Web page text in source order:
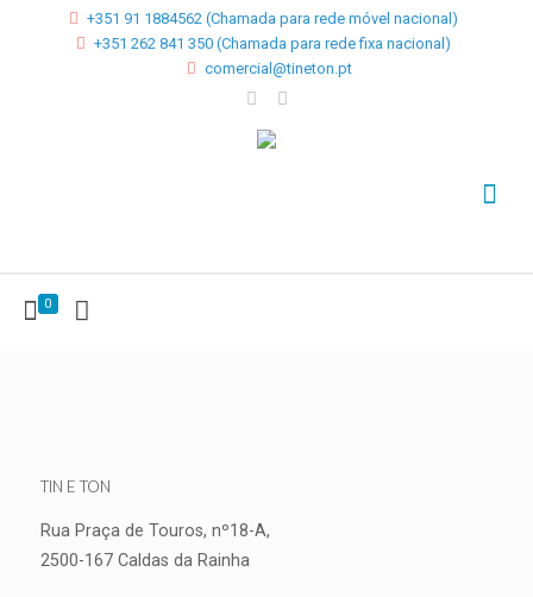
+351 91 1884562 (Chamada para rede móvel nacional)
+351 262 841 350 (Chamada para rede fixa nacional)
comercial@tineton.pt
0
TIN E TON
Rua Praça de Touros, nº18-A,
2500-167 Caldas da Rainha